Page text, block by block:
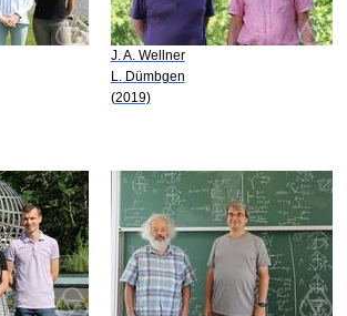
J. A. Wellner
L. Dümbgen
(2019)